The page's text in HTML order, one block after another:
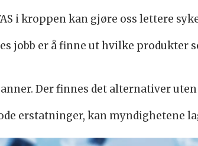
i kroppen kan gjøre oss lettere
jobb er å finne ut hvilke produkter
Der finnes det alternativer uten
erstatninger, kan myndighetene